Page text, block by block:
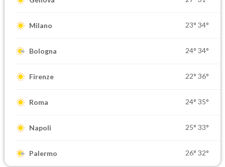
Milano 23° 34°
Bologna 24° 34°
Firenze 22° 36°
Roma 24° 35°
Napoli 25° 33°
Palermo 26° 32°